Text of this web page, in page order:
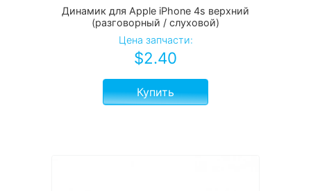
Динамик для Apple iPhone 4s верхний
(разговорный / слуховой)
Цена запчасти:
$2.40
Купить